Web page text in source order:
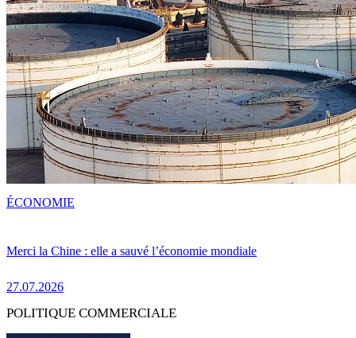
Merci la Chine : elle a sauvé l’économie mondiale
27.07.2026
ÉCONOMIE
POLITIQUE COMMERCIALE